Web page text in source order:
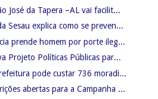
José da Tapera –AL vai facilit...
Sesau explica como se preven...
prende homem por porte ileg...
Projeto Políticas Públicas par...
pode custar 736 moradi...
abertas para a Campanha ...